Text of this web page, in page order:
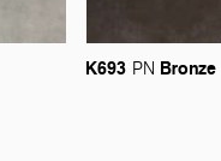
K693 PN Bronze